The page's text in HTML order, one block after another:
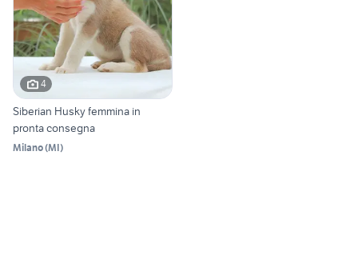
4
Siberian Husky femmina in
pronta consegna
Milano(MI)